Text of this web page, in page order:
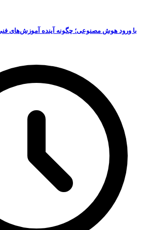
با ورود هوش مصنوعی؛ چگونه آینده آموزش‌های